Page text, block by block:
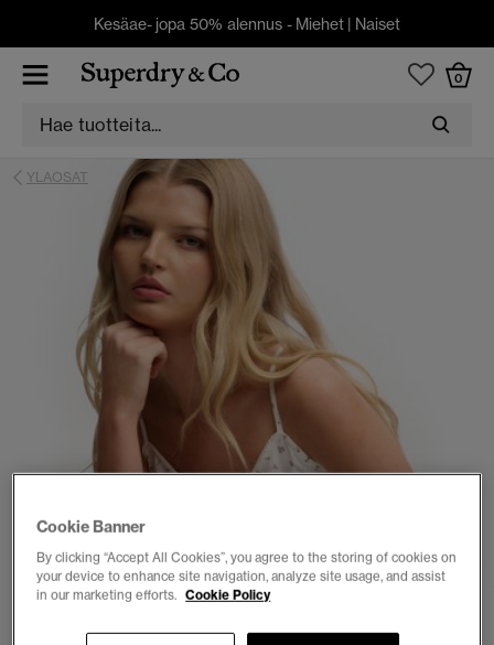
Kesäae- jopa 50% alennus - Miehet | Naiset
0
YLAOSAT
Cookie Banner
By clicking “Accept All Cookies”, you agree to the storing of cookies on
your device to enhance site navigation, analyze site usage, and assist
in our marketing efforts. Cookie Policy